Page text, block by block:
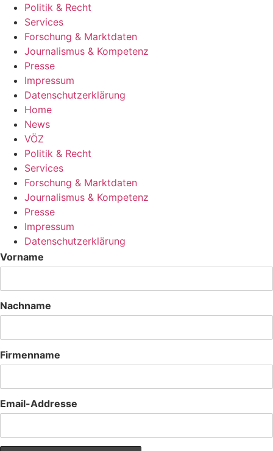
Politik & Recht
Services
Forschung & Marktdaten
Journalismus & Kompetenz
Presse
Impressum
Datenschutzerklärung
Home
News
VÖZ
Politik & Recht
Services
Forschung & Marktdaten
Journalismus & Kompetenz
Presse
Impressum
Datenschutzerklärung
Vorname
Nachname
Firmenname
Email-Addresse